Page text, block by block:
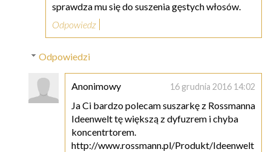
sprawdza mu się do suszenia gęstych włosów.
Odpowiedz
Odpowiedzi
Anonimowy 16 grudnia 2016 14:02
Ja Ci bardzo polecam suszarkę z Rossmanna
Ideenwelt tę większą z dyfuzrem i chyba
koncentrtorem.
http://www.rossmann.pl/Produkt/Ideenwelt